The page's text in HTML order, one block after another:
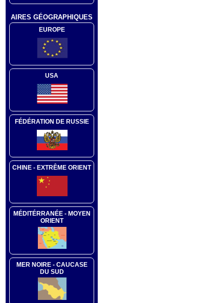
AIRES GÉOGRAPHIQUES
EUROPE
USA
FÉDÉRATION DE RUSSIE
CHINE - EXTRÊME ORIENT
MÉDITÉRRANÉE - MOYEN
ORIENT
MER NOIRE - CAUCASE
DU SUD